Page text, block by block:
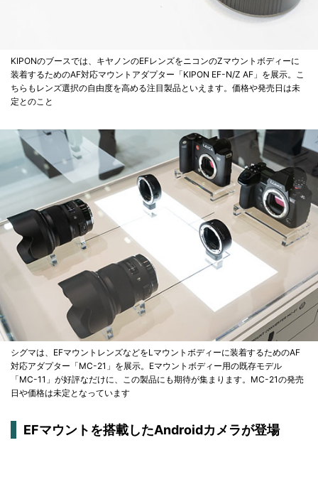
KIPONのブースでは、キヤノンのEFレンズをニコンのZマウントボディーに
装着するためのAF対応マウントアダプター「KIPON EF-N/Z AF」を展示。こ
ちらもレンズ選択の自由度を高める注目製品といえます。価格や発売日は未
定とのこと
シグマは、EFマウントレンズなどをLマウントボディーに装着するためのAF
対応アダプター「MC-21」を展示。Eマウントボディー用の既存モデル
「MC-11」が好評なだけに、この製品にも期待が集まります。MC-21の発売
日や価格は未定となっています
EFマウントを搭載したAndroidカメラが登場